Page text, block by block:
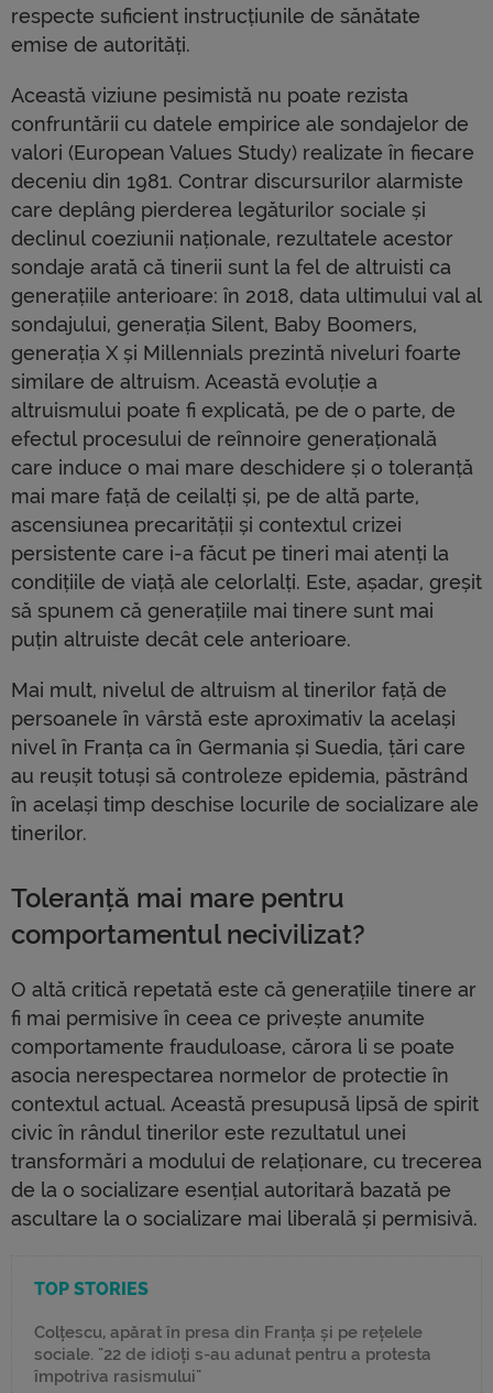
respecte suficient instrucțiunile de sănătate
emise de autorități.
Această viziune pesimistă nu poate rezista
confruntării cu datele empirice ale sondajelor de
valori (European Values ​​Study) realizate în fiecare
deceniu din 1981. Contrar discursurilor alarmiste
care deplâng pierderea legăturilor sociale și
declinul coeziunii naționale, rezultatele acestor
sondaje arată că tinerii sunt la fel de altruisti ca
generațiile anterioare: în 2018, data ultimului val al
sondajului, generația Silent, Baby Boomers,
generația X și Millennials prezintă niveluri foarte
similare de altruism. Această evoluție a
altruismului poate fi explicată, pe de o parte, de
efectul procesului de reînnoire generațională
care induce o mai mare deschidere și o toleranță
mai mare față de ceilalți și, pe de altă parte,
ascensiunea precarității și contextul crizei
persistente care i-a făcut pe tineri mai atenți la
condițiile de viață ale celorlalți. Este, așadar, greșit
să spunem că generațiile mai tinere sunt mai
puțin altruiste decât cele anterioare.
Mai mult, nivelul de altruism al tinerilor față de
persoanele în vârstă este aproximativ la același
nivel în Franța ca în Germania și Suedia, țări care
au reușit totuși să controleze epidemia, păstrând
în același timp deschise locurile de socializare ale
tinerilor.
Toleranță mai mare pentru
comportamentul necivilizat?
O altă critică repetată este că generațiile tinere ar
fi mai permisive în ceea ce privește anumite
comportamente frauduloase, cărora li se poate
asocia nerespectarea normelor de protectie în
contextul actual. Această presupusă lipsă de spirit
civic în rândul tinerilor este rezultatul unei
transformări a modului de relaționare, cu trecerea
de la o socializare esențial autoritară bazată pe
ascultare la o socializare mai liberală și permisivă.
TOP STORIES
Colțescu, apărat în presa din Franța și pe rețelele
sociale. "22 de idioți s-au adunat pentru a protesta
împotriva rasismului"